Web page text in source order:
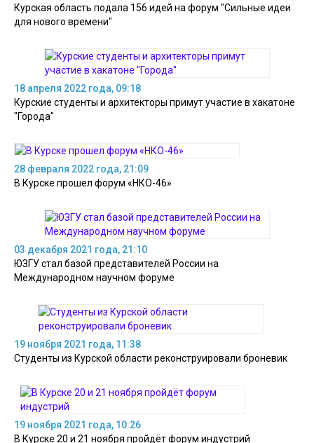
Курская область подала 156 идей на форум "Сильные идеи
для нового времени"
18 апреля 2022 года, 09:18
Курские студенты и архитекторы примут участие в хакатоне
"Города"
28 февраля 2022 года, 21:09
В Курске прошел форум «НКО-46»
03 декабря 2021 года, 21:10
ЮЗГУ стал базой представителей России на
Международном научном форуме
19 ноября 2021 года, 11:38
Студенты из Курской области реконструировали броневик
19 ноября 2021 года, 10:26
В Курске 20 и 21 ноября пройдёт форум индустрий